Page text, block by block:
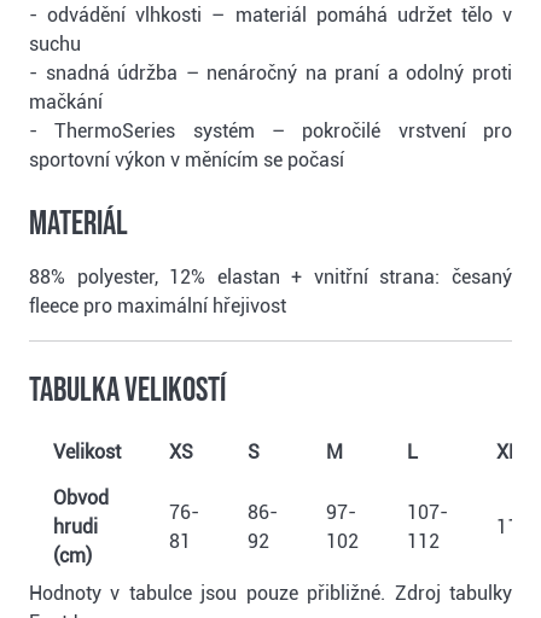
- odvádění vlhkosti – materiál pomáhá udržet tělo v
suchu
- snadná údržba – nenáročný na praní a odolný proti
mačkání
- ThermoSeries systém – pokročilé vrstvení pro
sportovní výkon v měnícím se počasí
Materiál
88% polyester, 12% elastan + vnitřní strana: česaný
fleece pro maximální hřejivost
Tabulka velikostí
Velikost XS S M L
XL
Obvod
hrudi
(cm)
76-
81
86-
92
97-
102
107-
112
117
Hodnoty v tabulce jsou pouze přibližné. Zdroj tabulky